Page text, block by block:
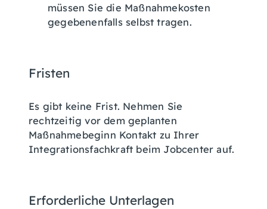
müssen Sie die Maßnahmekosten
gegebenenfalls selbst tragen.
Fristen
Es gibt keine Frist. Nehmen Sie
rechtzeitig vor dem geplanten
Maßnahmebeginn Kontakt zu Ihrer
Integrationsfachkraft beim Jobcenter auf.
Erforderliche Unterlagen